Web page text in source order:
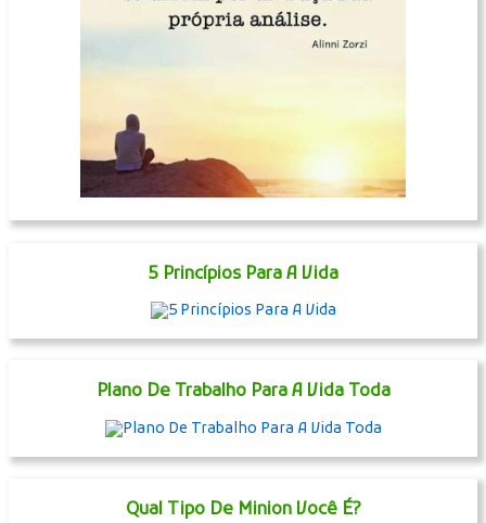
5 Princípios Para A Vida
Plano De Trabalho Para A Vida Toda
Qual Tipo De Minion Você É?